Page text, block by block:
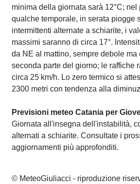
minima della giornata sarà 12°C; nel
qualche temporale, in serata piogge
intermittenti alternate a schiarite, i
massimi saranno di circa 17°.
da NE al mattino, sempre debole ma
seconda parte del giorno; le raffiche
circa 25 km/h. Lo zero termico si
2300 metri con tendenza alla
Previsioni meteo Catania per
Giornata all'insegna dell'instabilità,
alternati a schiarite. Consultate i
aggiornamenti più approfonditi.
© MeteoGiuliacci - riproduzione